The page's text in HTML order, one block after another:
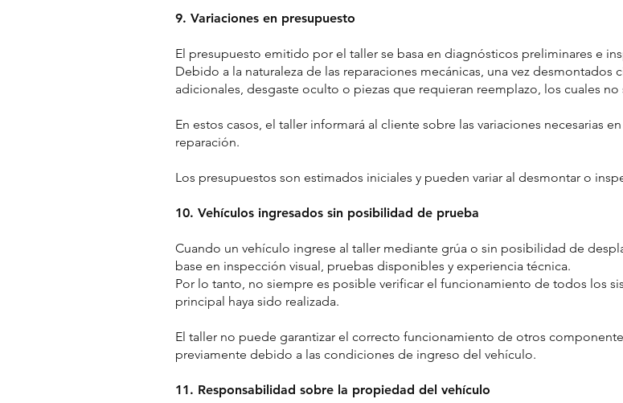
9. Variaciones en presupuesto
El presupuesto emitido por el taller se basa en diagnósticos preliminares e
Debido a la naturaleza de las reparaciones mecánicas, una vez
adicionales, desgaste oculto o piezas que requieran reemplazo, los cuales
En estos casos, el taller informará al cliente sobre las variaciones necesarias
reparación.
Los presupuestos son estimados iniciales y pueden variar al desmontar o
10. Vehículos ingresados sin posibilidad de prueba
Cuando un vehículo ingrese al taller mediante grúa o sin posibilidad de
base en inspección visual, pruebas disponibles y experiencia técnica.
Por lo tanto, no siempre es posible verificar el funcionamiento de todos los
principal haya sido realizada.
El taller no puede garantizar el correcto funcionamiento de otros
previamente debido a las condiciones de ingreso del vehículo.
11. Responsabilidad sobre la propiedad del vehículo